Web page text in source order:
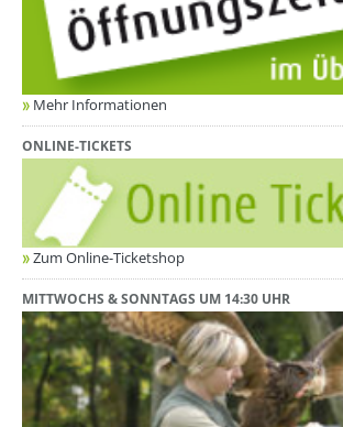
Mehr Informationen
ONLINE-TICKETS
Zum Online-Ticketshop
MITTWOCHS & SONNTAGS UM 14:30 UHR